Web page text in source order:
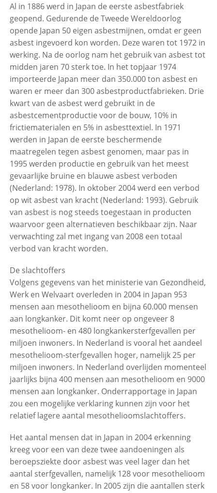
Al in 1886 werd in Japan de eerste asbestfabriek
geopend. Gedurende de Tweede Wereldoorlog
opende Japan 50 eigen asbestmijnen, omdat er geen
asbest ingevoerd kon worden. Deze waren tot 1972 in
werking. Na de oorlog nam het gebruik van asbest tot
midden jaren 70 sterk toe. In het topjaar 1974
importeerde Japan meer dan 350.000 ton asbest en
waren er meer dan 300 asbestproductfabrieken. Drie
kwart van de asbest werd gebruikt in de
asbestcementproductie voor de bouw, 10% in
frictiematerialen en 5% in asbesttextiel. In 1971
werden in Japan de eerste beschermende
maatregelen tegen asbest genomen, maar pas in
1995 werden productie en gebruik van het meest
gevaarlijke bruine en blauwe asbest verboden
(Nederland: 1978). In oktober 2004 werd een verbod
op wit asbest van kracht (Nederland: 1993). Gebruik
van asbest is nog steeds toegestaan in producten
waarvoor geen alternatieven beschikbaar zijn. Naar
verwachting zal met ingang van 2008 een totaal
verbod van kracht worden.
De slachtoffers
Volgens gegevens van het ministerie van Gezondheid,
Werk en Welvaart overleden in 2004 in Japan 953
mensen aan mesothelioom en bijna 60.000 mensen
aan longkanker. Dit komt neer op ongeveer 8
mesothelioom- en 480 longkankersterfgevallen per
miljoen inwoners. In Nederland is vooral het aandeel
mesothelioom-sterfgevallen hoger, namelijk 25 per
miljoen inwoners. In Nederland overlijden momenteel
jaarlijks bijna 400 mensen aan mesothelioom en 9000
mensen aan longkanker. Onderrapportage in Japan
zou een mogelijke verklaring kunnen zijn voor het
relatief lagere aantal mesothelioomslachtoffers.
Het aantal mensen dat in Japan in 2004 erkenning
kreeg voor een van deze twee aandoeningen als
beroepsziekte door asbest was veel lager dan het
aantal sterfgevallen, namelijk 128 voor mesothelioom
en 58 voor longkanker. In 2005 zijn die aantallen sterk